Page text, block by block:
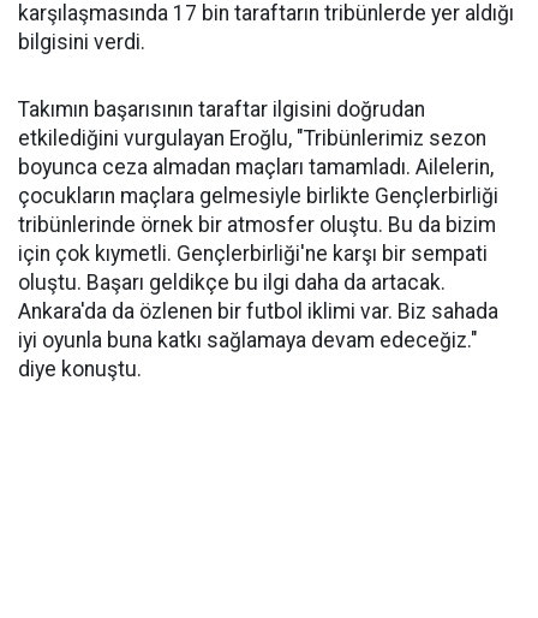
karşılaşmasında 17 bin taraftarın tribünlerde yer aldığı
bilgisini verdi.
Takımın başarısının taraftar ilgisini doğrudan
etkilediğini vurgulayan Eroğlu, "Tribünlerimiz sezon
boyunca ceza almadan maçları tamamladı. Ailelerin,
çocukların maçlara gelmesiyle birlikte Gençlerbirliği
tribünlerinde örnek bir atmosfer oluştu. Bu da bizim
için çok kıymetli. Gençlerbirliği'ne karşı bir sempati
oluştu. Başarı geldikçe bu ilgi daha da artacak.
Ankara'da da özlenen bir futbol iklimi var. Biz sahada
iyi oyunla buna katkı sağlamaya devam edeceğiz."
diye konuştu.